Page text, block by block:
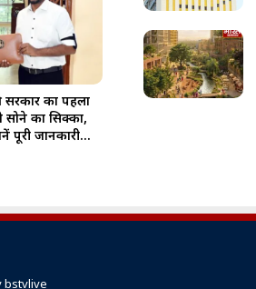
का पहला
का सिक्का,
पूरी जानकारी…
bstvlive